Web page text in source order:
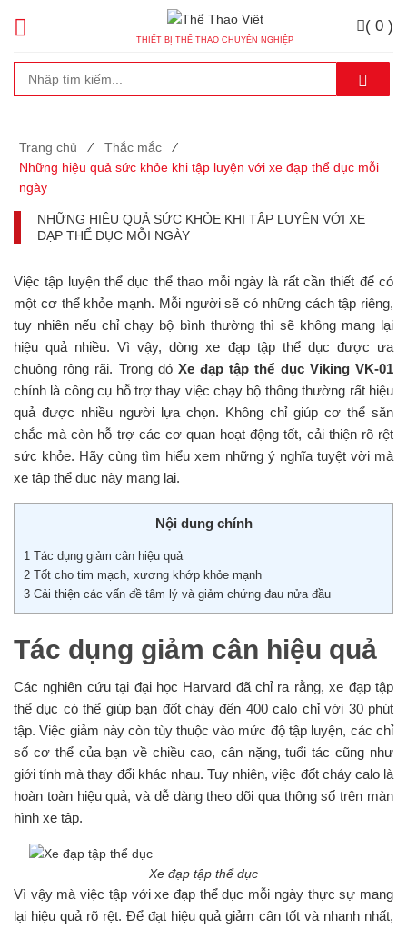
THIẾT BỊ THỂ THAO CHUYÊN NGHIỆP
( 0 )
Trang chủ ⁄ Thắc mắc
⁄
Những hiệu quả sức khỏe khi tập luyện với xe đạp thể dục mỗi
ngày
NHỮNG HIỆU QUẢ SỨC KHỎE KHI TẬP LUYỆN VỚI XE
ĐẠP THỂ DỤC MỖI NGÀY
Việc tập luyện thể dục thể thao mỗi ngày là rất cần thiết để có
một cơ thể khỏe mạnh. Mỗi người sẽ có những cách tập riêng,
tuy nhiên nếu chỉ chạy bộ bình thường thì sẽ không mang lại
hiệu quả nhiều. Vì vậy, dòng xe đạp tập thể dục được ưa
chuộng rộng rãi. Trong đó Xe đạp tập thể dục Viking VK-01
chính là công cụ hỗ trợ thay việc chạy bộ thông thường rất hiệu
quả được nhiều người lựa chọn. Không chỉ giúp cơ thể săn
chắc mà còn hỗ trợ các cơ quan hoạt động tốt, cải thiện rõ rệt
sức khỏe. Hãy cùng tìm hiểu xem những ý nghĩa tuyệt vời mà
xe tập thể dục này mang lại.
Nội dung chính
1 Tác dụng giảm cân hiệu quả
2 Tốt cho tim mạch, xương khớp khỏe mạnh
3 Cải thiện các vấn đề tâm lý và giảm chứng đau nửa đầu
Tác dụng giảm cân hiệu quả
Các nghiên cứu tại đại học Harvard đã chỉ ra rằng, xe đạp tập
thể dục có thể giúp bạn đốt cháy đến 400 calo chỉ với 30 phút
tập. Việc giảm này còn tùy thuộc vào mức độ tập luyện, các chỉ
số cơ thể của bạn về chiều cao, cân nặng, tuổi tác cũng như
giới tính mà thay đổi khác nhau. Tuy nhiên, việc đốt cháy calo là
hoàn toàn hiệu quả, và dễ dàng theo dõi qua thông số trên màn
hình xe tập.
Xe đạp tập thể dục
Vì vậy mà việc tập với xe đạp thể dục mỗi ngày thực sự mang
lại hiệu quả rõ rệt. Để đạt hiệu quả giảm cân tốt và nhanh nhất,